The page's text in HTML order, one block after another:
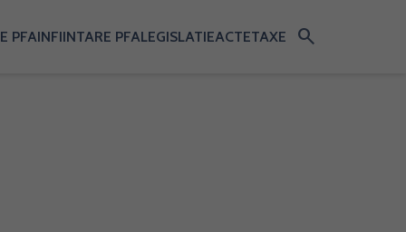
PFAINFIINTARE PFALEGISLATIEACTETAXE search